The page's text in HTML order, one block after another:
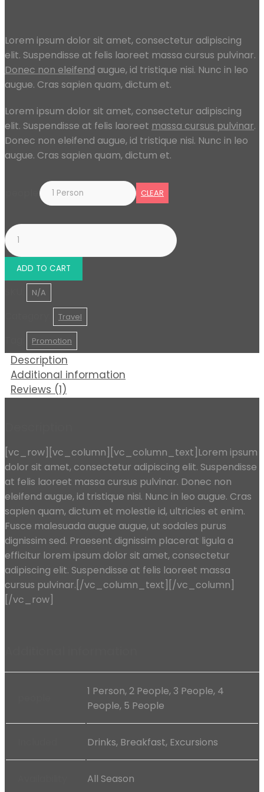
Lorem ipsum dolor sit amet, consectetur adipiscing
elit. Suspendisse at felis laoreet massa cursus pulvinar.
Donec non eleifend augue, id tristique nisi. Nunc in leo
augue. Cras sapien quam, dictum et.
Lorem ipsum dolor sit amet, consectetur adipiscing
elit. Suspendisse at felis laoreet massa cursus pulvinar.
Donec non eleifend augue, id tristique nisi. Nunc in leo
augue. Cras sapien quam, dictum et.
CLEAR
Jamaica
quantity
ADD TO CART
N/A
Travel
Promotion
Description
Additional information
Reviews (1)
[vc_row][vc_column][vc_column_text]Lorem ipsum
dolor sit amet, consectetur adipiscing elit. Suspendisse
at felis laoreet massa cursus pulvinar. Donec non
eleifend augue, id tristique nisi. Nunc in leo augue. Cras
sapien quam, dictum et molestie id, ultricies et enim.
Fusce malesuada augue augue, ut sodales purus
dignissim sed. Praesent dignissim placerat ligula a
efficitur lorem ipsum dolor sit amet, consectetur
adipiscing elit. Suspendisse at felis laoreet massa
cursus pulvinar.[/vc_column_text][/vc_column]
[/vc_row]
1 Person, 2 People, 3 People, 4
People, 5 People
Drinks, Breakfast, Excursions
All Season